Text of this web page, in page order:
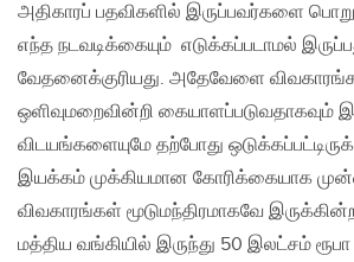
அதிகாரப் பதவிகளில் இருப்பவர்களை
எந்த நடவடிக்கையும் எடுக்கப்படாமல்
வேதனைக்குரியது. அதேவேளை
ஒளிவுமறைவின்றி
விடயங்களையுமே தற்போது
இயக்கம் முக்கியமான கோரிக்கையாக
விவகாரங்கள் மூடுமந்திரமாகவே
மத்திய வங்கியில் இருந்து 50 இலட்சம்